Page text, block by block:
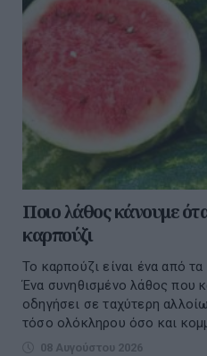
Ποιο λάθος κάνουμε
καρπούζι
Το καρπούζι είναι ένα από
Ένα συνηθισμένο λάθος που
οδηγήσει σε ταχύτερη
τόσο ολόκληρου όσο και
08 Αυγούστου 2026